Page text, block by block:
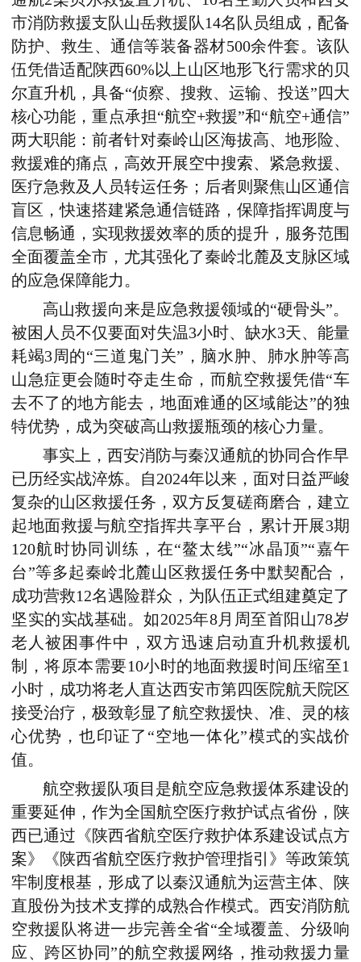
市消防救援支队山岳救援队14名队员组成，配备
防护、救生、通信等装备器材500余件套。该队
伍凭借适配陕西60%以上山区地形飞行需求的贝
尔直升机，具备“侦察、搜救、运输、投送”四大
核心功能，重点承担“航空+救援”和“航空+通信”
两大职能：前者针对秦岭山区海拔高、地形险、
救援难的痛点，高效开展空中搜索、紧急救援、
医疗急救及人员转运任务；后者则聚焦山区通信
盲区，快速搭建紧急通信链路，保障指挥调度与
信息畅通，实现救援效率的质的提升，服务范围
全面覆盖全市，尤其强化了秦岭北麓及支脉区域
的应急保障能力。
高山救援向来是应急救援领域的“硬骨头”。
被困人员不仅要面对失温3小时、缺水3天、能量
耗竭3周的“三道鬼门关”，脑水肿、肺水肿等高
山急症更会随时夺走生命，而航空救援凭借“车
去不了的地方能去，地面难通的区域能达”的独
特优势，成为突破高山救援瓶颈的核心力量。
事实上，西安消防与秦汉通航的协同合作早
已历经实战淬炼。自2024年以来，面对日益严峻
复杂的山区救援任务，双方反复磋商磨合，建立
起地面救援与航空指挥共享平台，累计开展3期
120航时协同训练，在“鳌太线”“冰晶顶”“嘉午
台”等多起秦岭北麓山区救援任务中默契配合，
成功营救12名遇险群众，为队伍正式组建奠定了
坚实的实战基础。如2025年8月周至首阳山78岁
老人被困事件中，双方迅速启动直升机救援机
制，将原本需要10小时的地面救援时间压缩至1
小时，成功将老人直达西安市第四医院航天院区
接受治疗，极致彰显了航空救援快、准、灵的核
心优势，也印证了“空地一体化”模式的实战价
值。
航空救援队项目是航空应急救援体系建设的
重要延伸，作为全国航空医疗救护试点省份，陕
西已通过《陕西省航空医疗救护体系建设试点方
案》《陕西省航空医疗救护管理指引》等政策筑
牢制度根基，形成了以秦汉通航为运营主体、陕
直股份为技术支撑的成熟合作模式。西安消防航
空救援队将进一步完善全省“全域覆盖、分级响
应、跨区协同”的航空救援网络，推动救援力量